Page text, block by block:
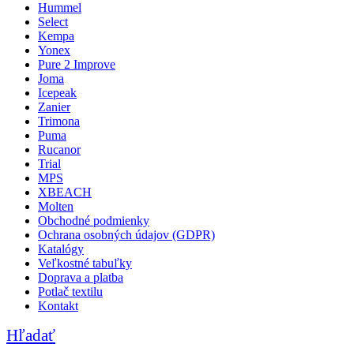
Hummel
Select
Kempa
Yonex
Pure 2 Improve
Joma
Icepeak
Zanier
Trimona
Puma
Rucanor
Trial
MPS
XBEACH
Molten
Obchodné podmienky
Ochrana osobných údajov (GDPR)
Katalógy
Veľkostné tabuľky
Doprava a platba
Potlač textilu
Kontakt
Hľadať